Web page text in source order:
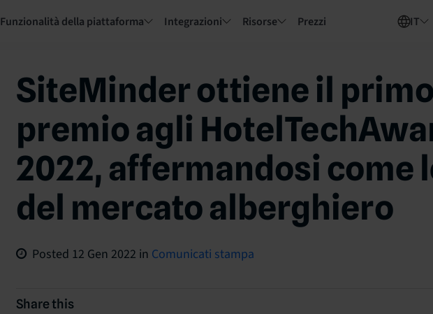
Funzionalità della piattaforma Integrazioni Risorse Prezzi IT
SiteMinder ottiene il
premio agli
2022, affermandosi come
del mercato alberghiero
Posted 12 Gen 2022 in Comunicati stampa
Share this